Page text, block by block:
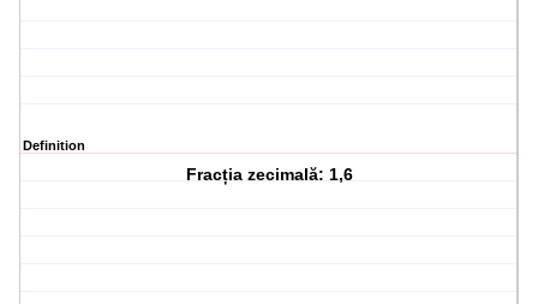
Definition
Fracția zecimală: 1,6